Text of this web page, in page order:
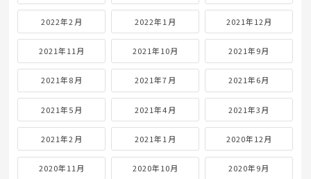
2022年2月 2022年1月 2021年12月
2021年11月 2021年10月 2021年9月
2021年8月 2021年7月 2021年6月
2021年5月 2021年4月 2021年3月
2021年2月 2021年1月 2020年12月
2020年11月 2020年10月 2020年9月